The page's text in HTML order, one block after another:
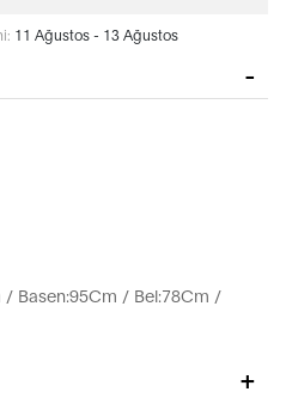
11 Ağustos - 13 Ağustos
Basen:95Cm / Bel:78Cm /